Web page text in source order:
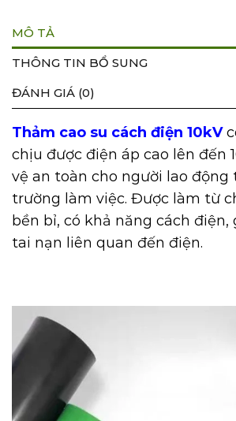
MÔ TẢ
THÔNG TIN BỔ SUNG
ĐÁNH GIÁ (0)
Thảm cao su cách điện 10kV
chịu được điện áp cao lên đến
vệ an toàn cho người lao động
trường làm việc. Được làm từ
bền bỉ, có khả năng cách
tai nạn liên quan đến điện.